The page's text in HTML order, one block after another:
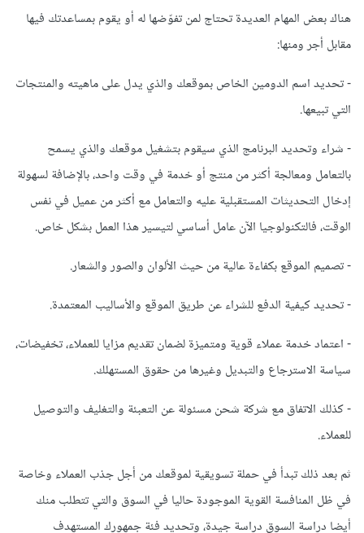
هناك بعض المهام العديدة تحتاج لمن تفوّضها له أو يقوم بمساعدتك فيها
مقابل أجر ومنها:
- تحديد اسم الدومين الخاص بموقعك والذي يدل على ماهيته والمنتجات
التي تبيعها.
- شراء وتحديد البرنامج الذي سيقوم بتشغيل موقعك والذي يسمح
بالتعامل ومعالجة أكثر من منتج أو خدمة في وقت واحد، بالإضافة لسهولة
إدخال التحديثات المستقبلية عليه والتعامل مع أكثر من عميل في نفس
الوقت، فالتكنولوجيا الآن عامل أساسي لتيسير هذا العمل بشكل خاص.
- تصميم الموقع بكفاءة عالية من حيث الألوان والصور والشعار.
- تحديد كيفية الدفع للشراء عن طريق الموقع والأساليب المعتمدة.
- اعتماد خدمة عملاء قوية ومتميزة لضمان تقديم مزايا للعملاء، تخفيضات،
سياسة الاسترجاع والتبديل وغيرها من حقوق المستهلك.
- كذلك الاتفاق مع شركة شحن مسئولة عن التعبئة والتغليف والتوصيل
للعملاء.
ثم بعد ذلك تبدأ في حملة تسويقية لموقعك من أجل جذب العملاء وخاصة
في ظل المنافسة القوية الموجودة حاليا في السوق والتي تتطلب منك
أيضا دراسة السوق دراسة جيدة، وتحديد فئة جمهورك المستهدف